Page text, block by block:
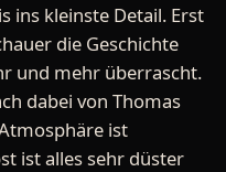
ins kleinste Detail. Erst
die Geschichte
und mehr überrascht.
dabei von Thomas
ist
ist alles sehr düster